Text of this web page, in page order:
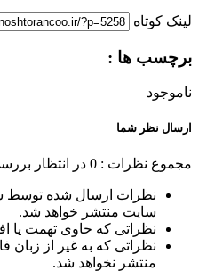
لینک کوتاه
برچسب ها :
ناموجود
ارسال نظر شما
مجموع نظرات : 0 در انتظار
نظرات ارسال شده توسط
سایت منتشر خواهد شد.
نظراتی که حاوی تهمت یا
نظراتی که به غیر از زبان
منتشر نخواهد شد.